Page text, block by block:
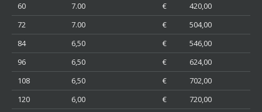
60
7.00
€ 420,00
72
7.00
€ 504,00
84
6,50
€ 546,00
96
6,50
€ 624,00
108
6,50
€ 702,00
120
6,00
€ 720,00